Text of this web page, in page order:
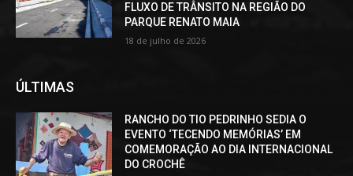
FLUXO DE TRÂNSITO NA REGIÃO DO
PARQUE RENATO MAIA
18 de julho de 2026
ÚLTIMAS
RANCHO DO TIO PEDRINHO SEDIA O
EVENTO ‘TECENDO MEMÓRIAS’ EM
COMEMORAÇÃO AO DIA INTERNACIONAL
DO CROCHÊ